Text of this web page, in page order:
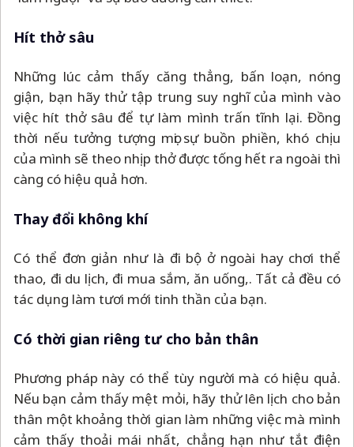
Hít thở sâu
Những lúc cảm thấy căng thẳng, bấn loạn, nóng
giận, bạn hãy thử tập trung suy nghĩ của mình vào
việc hít thở sâu để tự làm mình trấn tĩnh lại. Đồng
thời nếu tưởng tượng mọi sự buồn phiền, khó chịu
của mình sẽ theo nhịp thở được tống hết ra ngoài thì
càng có hiệu quả hơn.
Thay đổi không khí
Có thể đơn giản như là đi bộ ở ngoài hay chơi thể
thao, đi du lịch, đi mua sắm, ăn uống,. Tất cả đều có
tác dụng làm tươi mới tinh thần của bạn.
Có thời gian riêng tư cho bản thân
Phương pháp này có thể tùy người mà có hiệu quả.
Nếu bạn cảm thấy mệt mỏi, hãy thử lên lịch cho bản
thân một khoảng thời gian làm những việc mà mình
cảm thấy thoải mái nhất, chẳng hạn như tắt điện